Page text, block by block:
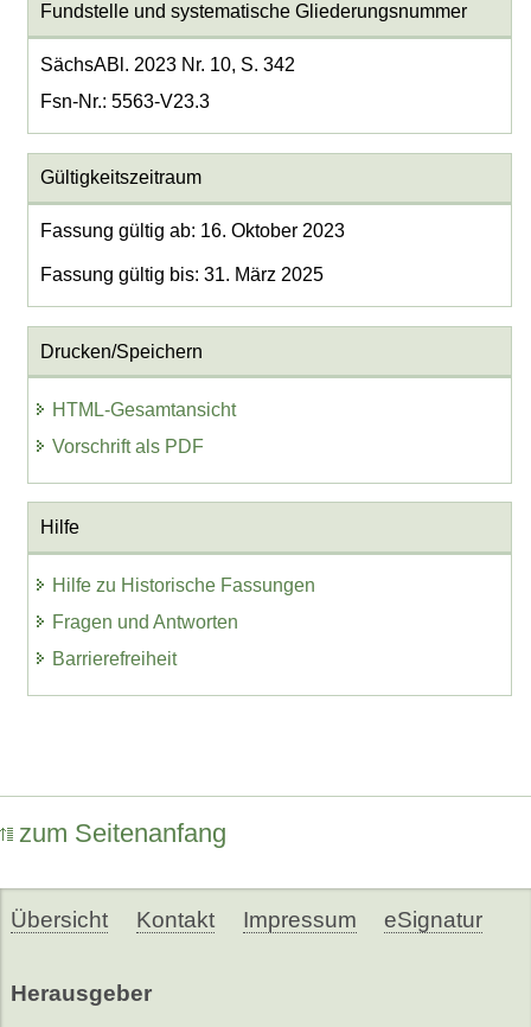
Fundstelle und systematische Gliederungsnummer
SächsABl. 2023 Nr. 10, S. 342
Fsn-Nr.: 5563-V23.3
Gültigkeitszeitraum
Fassung gültig ab: 16. Oktober 2023
Fassung gültig bis: 31. März 2025
Drucken/Speichern
HTML-Gesamtansicht
Vorschrift als PDF
Hilfe
Hilfe zu Historische Fassungen
Fragen und Antworten
Barrierefreiheit
zum Seitenanfang
Übersicht Kontakt Impressum eSignatur
Herausgeber